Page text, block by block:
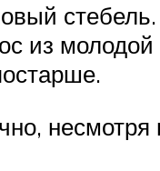
из молодой
несмотря